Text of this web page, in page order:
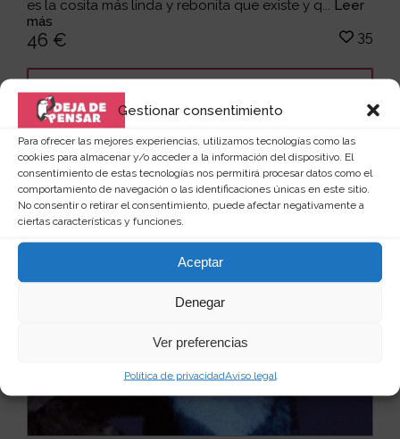
Gestionar consentimiento
Para ofrecer las mejores experiencias, utilizamos tecnologías como las
cookies para almacenar y/o acceder a la información del dispositivo. El
consentimiento de estas tecnologías nos permitirá procesar datos como el
comportamiento de navegación o las identificaciones únicas en este sitio.
No consentir o retirar el consentimiento, puede afectar negativamente a
ciertas características y funciones.
Aceptar
Denegar
Ver preferencias
Política de privacidadAviso legal
es la cosita más linda y rebonita que existe y q... Leer
más
46 € 35